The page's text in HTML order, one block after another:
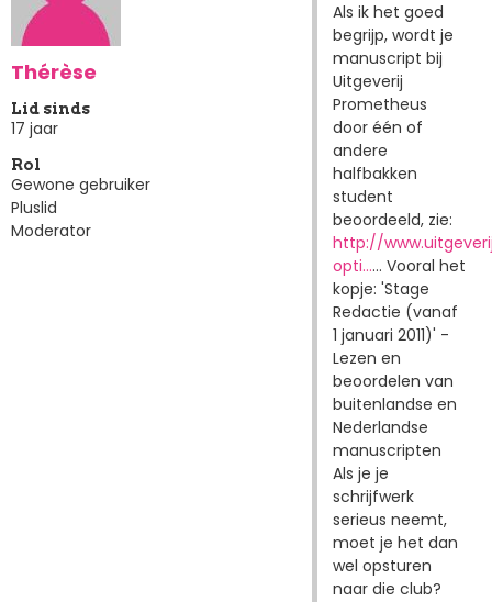
Thérèse
Lid sinds
17 jaar
Rol
Gewone gebruiker
Pluslid
Moderator
Als ik het goed
begrijp, wordt je
manuscript bij
Uitgeverij
Prometheus
door één of
andere
halfbakken
student
beoordeeld, zie:
http://
opti…... Vooral het
kopje: 'Stage
Redactie (vanaf
1 januari 2011)' -
Lezen en
beoordelen van
buitenlandse en
Nederlandse
manuscripten
Als je je
schrijfwerk
serieus neemt,
moet je het dan
wel opsturen
naar die club?